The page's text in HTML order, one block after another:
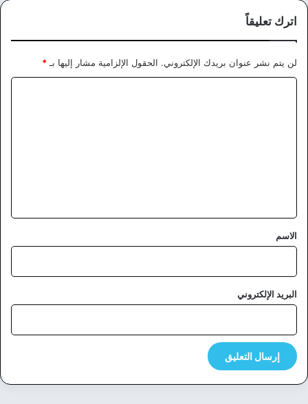
اترك تعليقاً
لن يتم نشر عنوان بريدك الإلكتروني. الحقول الإلزامية مشار إليها بـ *
*
الاسم
البريد الإلكتروني